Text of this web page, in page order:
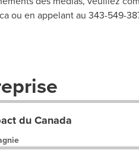
ou en appelant au 343-549-
du Canada